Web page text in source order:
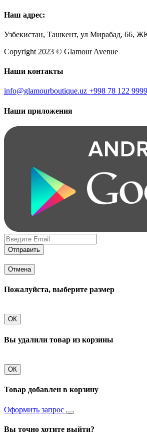
Наш адрес:
Узбекистан, Ташкент, ул Мирабад, 66,
Copyright 2023 © Glamour Avenue
Наши контакты
info@glamourboutique.uz +998 78 122 9999
Наши приложения
Отправить
Отмена
Пожалуйста, выберите размер
ОК
Вы удалили товар из корзины
ОК
Товар добавлен в корзину
Оформить запрос
Вы точно хотите выйти?